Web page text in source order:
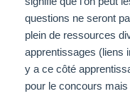
questions ne seront
plein de ressources
apprentissages (liens
y a ce côté
pour le concours